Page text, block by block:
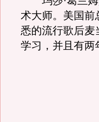
术大师。美国前
悉的流行歌后麦
学习，并且有两